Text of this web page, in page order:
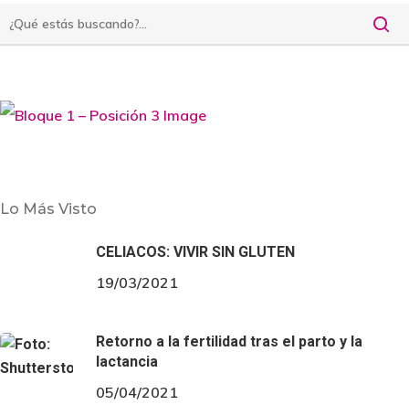
el pañal perfecto
son muchas compras que tenemos que hacer.
entre los seis mil o siete mi, por eso es
Lo Más Visto
CELIACOS: VIVIR SIN GLUTEN
19/03/2021
Retorno a la fertilidad tras el parto y la
lactancia
05/04/2021